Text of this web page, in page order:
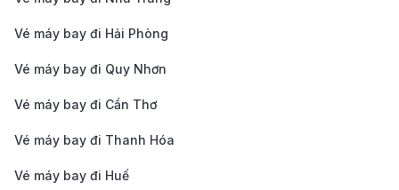
Taxi: Taxi cũng là một lựa chọn thoải mái và linh
hoạt. Tuy nhiên, chi phí taxi có thể cao hơn so với
xe buýt. Thời gian di chuyển khoảng 30-40 phút
động hơn trong việc di chuyển, bạn có thể thuê xe
tại sân bay. Các dịch vụ cho thuê xe có sẵn tại khu
Vé máy bay đi Hải Phòng
Vé máy bay đi Quy Nhơn
Vé máy bay đi Cần Thơ
Vé máy bay đi Thanh Hóa
Vé máy bay đi Huế